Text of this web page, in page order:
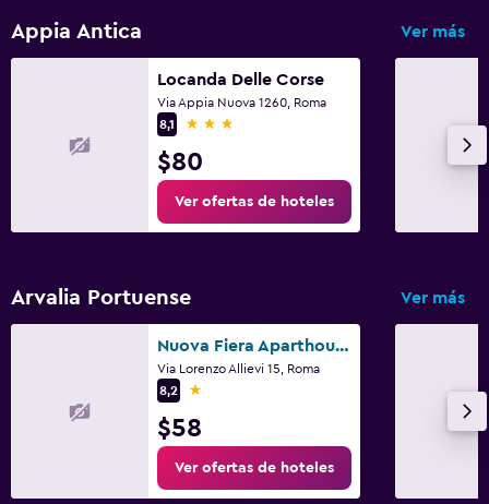
Appia Antica Ver más
Locanda Delle Corse
Via Appia Nuova 1260, Roma
8,1
3 estrellas
$80
Ver ofertas de hoteles
Arvalia Portuense Ver más
Nuova Fiera Aparthouse
Via Lorenzo Allievi 15, Roma
8,2
1 estrella
$58
Ver ofertas de hoteles